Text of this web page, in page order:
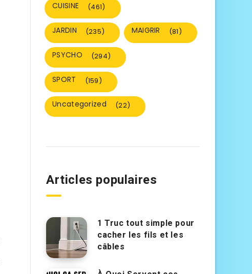
CUISINE (461)
JARDIN (235) MAIGRIR (81)
PSYCHO (294)
SPORT (159)
Uncategorized (22)
Articles populaires
1 Truc tout simple pour
cacher les fils et les
câbles